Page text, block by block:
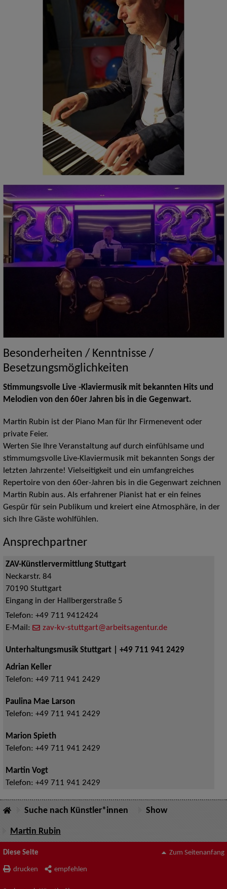
Besonderheiten / Kenntnisse /
Besetzungsmöglichkeiten
Stimmungsvolle Live -Klaviermusik mit bekannten Hits und
Melodien von den 60er Jahren bis in die Gegenwart.
Martin Rubin ist der Piano Man für Ihr Firmenevent oder
private Feier.
Werten Sie Ihre Veranstaltung auf durch einfühlsame und
stimmumgsvolle Live-Klaviermusik mit bekannten Songs der
letzten Jahrzente! Vielseitigkeit und ein umfangreiches
Repertoire von den 60er-Jahren bis in die Gegenwart zeichnen
Martin Rubin aus. Als erfahrener Pianist hat er ein feines
Gespür für sein Publikum und kreiert eine Atmosphäre, in der
sich Ihre Gäste wohlfühlen.
Ansprechpartner
ZAV-Künstlervermittlung Stuttgart
Neckarstr. 84
70190 Stuttgart
Eingang in der Hallbergerstraße 5
Telefon: +49 711 9412424
E-Mail:
zav-kv-stuttgart@arbeitsagentur.de
Unterhaltungsmusik Stuttgart | +49 711 941 2429
Adrian Keller
Telefon: +49 711 941 2429
Paulina Mae Larson
Telefon: +49 711 941 2429
Marion Spieth
Telefon: +49 711 941 2429
Martin Vogt
Telefon: +49 711 941 2429
Suche nach Künstler*innen Show
Martin Rubin
Diese Seite
drucken empfehlen
Zum Seitenanfang